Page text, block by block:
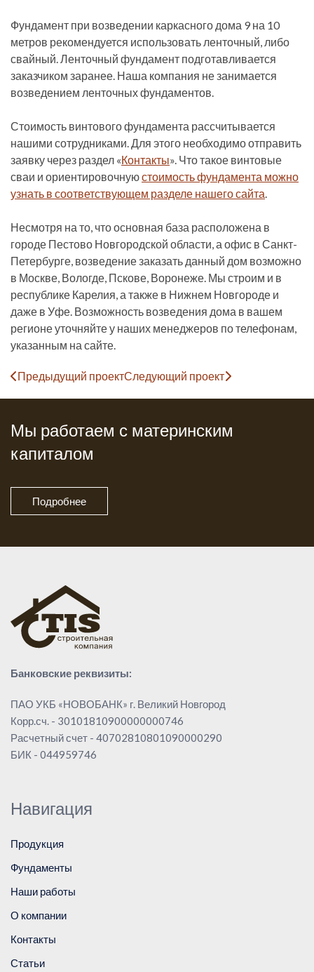
Фундамент при возведении каркасного дома 9 на 10
метров рекомендуется использовать ленточный, либо
свайный. Ленточный фундамент подготавливается
заказчиком заранее. Наша компания не занимается
возведением ленточных фундаментов.
Стоимость винтового фундамента рассчитывается
нашими сотрудниками. Для этого необходимо отправить
заявку через раздел «Контакты». Что такое винтовые
сваи и ориентировочнуюстоимость фундамента можно
узнать в соответствующем разделе нашего сайта.
Несмотря на то, что основная база расположена в
городе Пестово Новгородской области, а офис в Санкт-
Петербурге, возведение заказать данный дом возможно
в Москве, Вологде, Пскове, Воронеже. Мы строим и в
республике Карелия, а также в Нижнем Новгороде и
даже в Уфе. Возможность возведения дома в вашем
регионе уточняйте у наших менеджеров по телефонам,
указанным на сайте.
Предыдущий проектСледующий проект
Мы работаем с материнским
капиталом
Подробнее
Банковские реквизиты:
ПАО УКБ «НОВОБАНК» г. Великий Новгород
Корр.сч. - 30101810900000000746
Расчетный счет - 40702810801090000290
БИК - 044959746
Навигация
Продукция
Фундаменты
Наши работы
О компании
Контакты
Статьи